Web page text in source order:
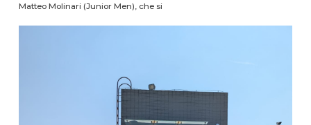
Matteo Molinari (Junior Men), che si